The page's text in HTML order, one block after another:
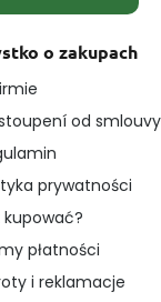
o zakupach
od smlouvy
prywatności
kupować?
płatności
i reklamacje